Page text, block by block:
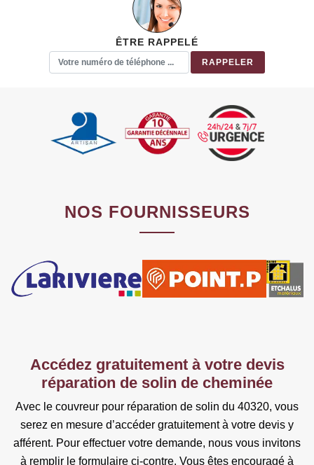
ÊTRE RAPPELÉ
NOS FOURNISSEURS
Accédez gratuitement à votre devis
réparation de solin de cheminée
Avec le couvreur pour réparation de solin du 40320, vous
serez en mesure d’accéder gratuitement à votre devis y
afférent. Pour effectuer votre demande, nous vous invitons
à remplir le formulaire ci-contre. Vous êtes encouragé à